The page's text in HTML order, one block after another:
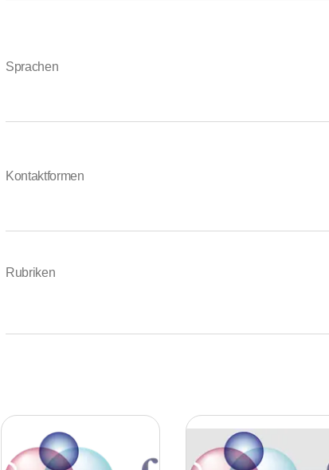
Sprachen
Kontaktformen
Rubriken